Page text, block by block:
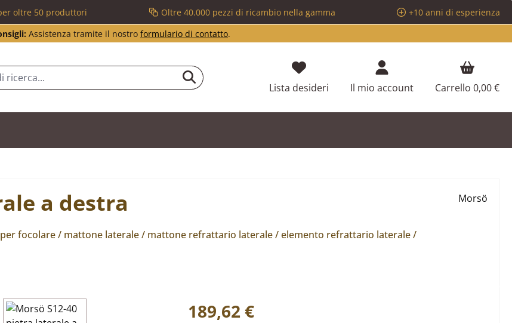
oltre 50 produttori Oltre 40.000 pezzi di ricambio nella gamma
+10 anni di esperienza
Assistenza tramite il nostro formulario di contatto.
Lista desideri Hai 0 articoli nella lista dei desideri
Il mio account Carrello 0,00 €
a destra
focolare / mattone laterale / mattone refrattario laterale / elemento refrattario laterale /
Morsö
Prezzo normale:
189,62 €